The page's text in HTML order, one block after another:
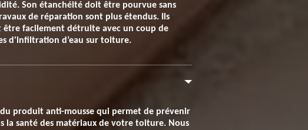
Son étanchéité doit être pourvue sans
de réparation sont plus étendus. Ils
être facilement détruite avec un coup de
d'infiltration d’eau sur toiture.
produit anti-mousse qui permet de prévenir
la santé des matériaux de votre toiture. Nous